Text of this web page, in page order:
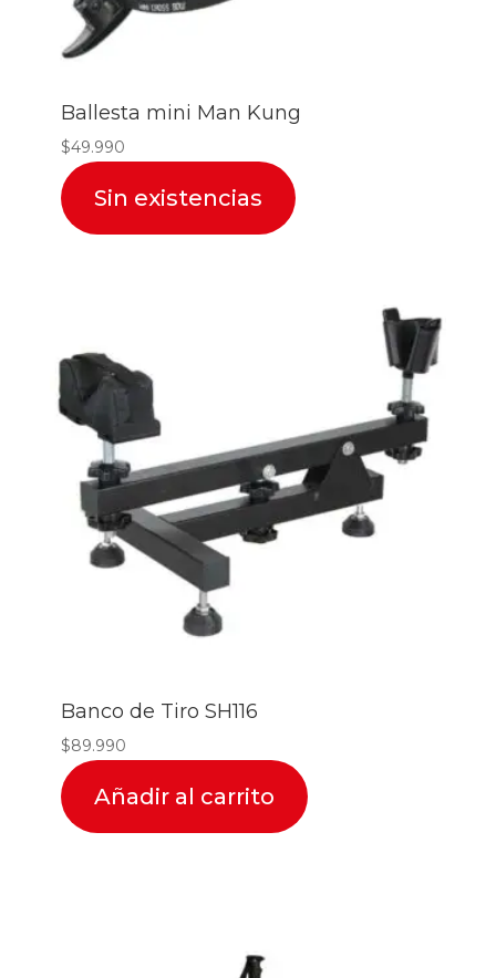
Ballesta mini Man Kung
$49.990
Sin existencias
Banco de Tiro SH116
$89.990
Añadir al carrito